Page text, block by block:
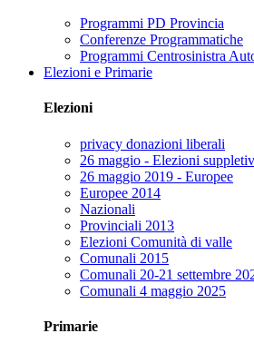
Programmi PD Provincia
Conferenze Programmatiche
Programmi Centrosinistra
Elezioni e Primarie
Elezioni
privacy donazioni liberali
26 maggio - Elezioni
26 maggio 2019 - Europee
Europee 2014
Nazionali
Provinciali 2013
Elezioni Comunità di valle
Comunali 2015
Comunali 20-21 settembre
Comunali 4 maggio 2025
Primarie